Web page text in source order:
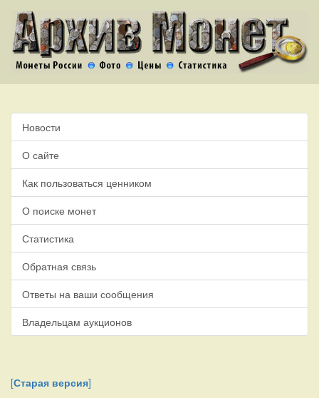
Новости
О сайте
Как пользоваться ценником
О поиске монет
Статистика
Обратная связь
Ответы на ваши сообщения
Владельцам аукционов
[Старая версия]